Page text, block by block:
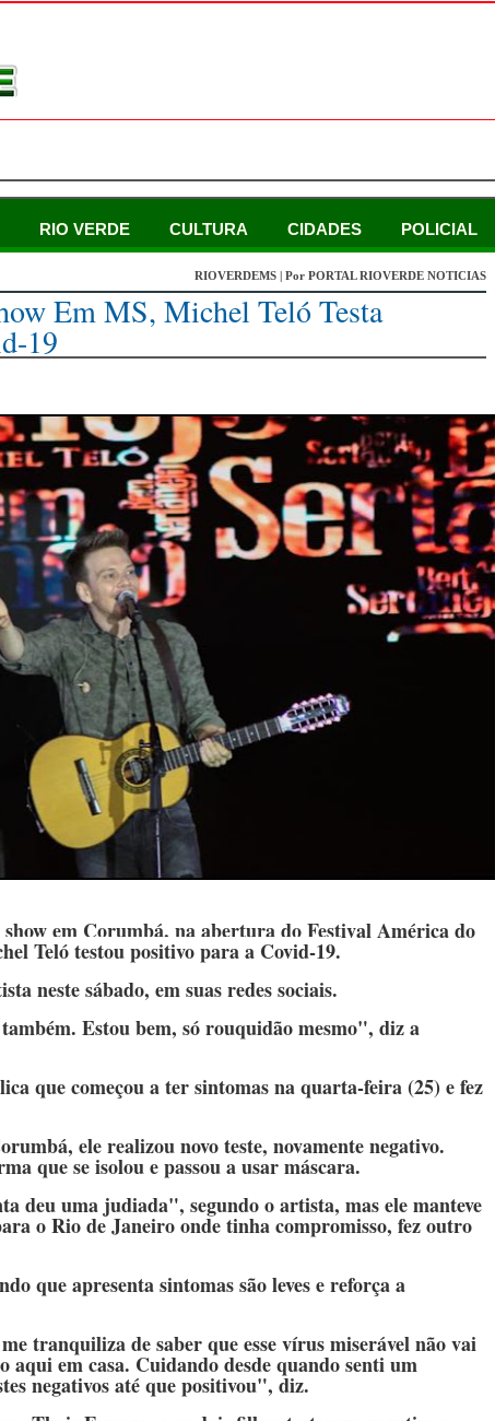
RIO VERDE CULTURA CIDADES POLICIAL
RIOVERDEMS | Por PORTAL RIOVERDE NOTICIAS
Em MS, Michel Teló Testa
19
em Corumbá, na abertura do Festival América do
Teló testou positivo para a Covid-19.
neste sábado, em suas redes sociais.
Estou bem, só rouquidão mesmo", diz a
que começou a ter sintomas na quarta-feira (25) e fez
ele realizou novo teste, novamente negativo.
que se isolou e passou a usar máscara.
deu uma judiada", segundo o artista, mas ele manteve
o Rio de Janeiro onde tinha compromisso, fez outro
que apresenta sintomas são leves e reforça a
tranquiliza de saber que esse vírus miserável não vai
aqui em casa. Cuidando desde quando senti um
negativos até que positivou", diz.